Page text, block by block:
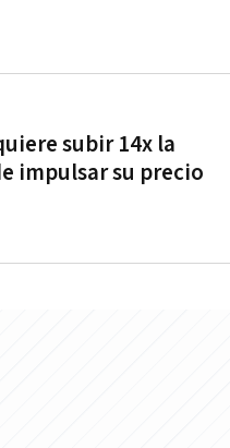
subir 14x la
impulsar su precio